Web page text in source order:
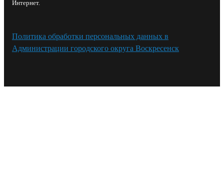
Интернет.
Политика обработки персональных данных в
Администрации городского округа Воскресенск